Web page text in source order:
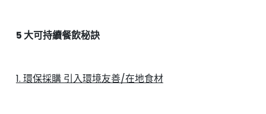
5 大可持續餐飲秘訣
1. 環保採購 引入環境友善/在地食材